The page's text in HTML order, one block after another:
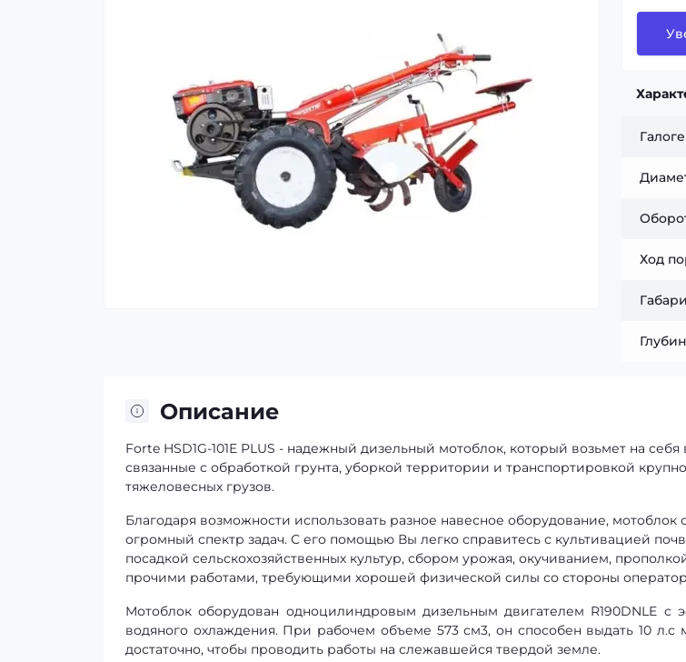
Ход
Описание
Forte HSD1G-101E PLUS - надежный дизельный мотоблок, который возьмет на себя
связанные с обработкой грунта, уборкой территории и транспортировкой
тяжеловесных грузов.
Благодаря возможности использовать разное навесное оборудование, мотоблок
огромный спектр задач. С его помощью Вы легко справитесь с культивацией
посадкой сельскохозяйственных культур, сбором урожая, окучиванием,
прочими работами, требующими хорошей физической силы со стороны
Мотоблок оборудован одноцилиндровым дизельным двигателем R190DNLE с
водяного охлаждения. При рабочем объеме 573 см3, он способен выдать 10 л.с
достаточно, чтобы проводить работы на слежавшейся твердой земле.